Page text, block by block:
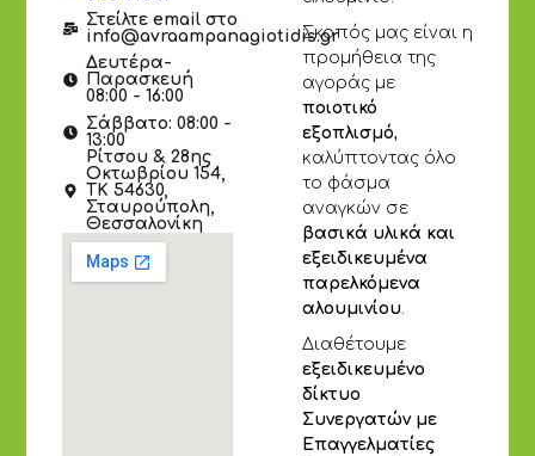
Σκοπός μας είναι η
προμήθεια της
αγοράς με
ποιοτικό
εξοπλισμό,
καλύπτοντας όλο
το φάσμα
αναγκών σε
βασικά υλικά και
εξειδικευμένα
παρελκόμενα
αλουμινίου.
Διαθέτουμε
εξειδικευμένο
δίκτυο
Συνεργατών με
Επαγγελματίες
Στείλτε email στο
info@avraampanagiotidis.gr
Δευτέρα-
Παρασκευή
08:00 - 16:00
Σάββατο: 08:00 -
13:00
Ρίτσου & 28ης
Οκτωβρίου 154,
ΤΚ 54630,
Σταυρούπολη,
Θεσσαλονίκη